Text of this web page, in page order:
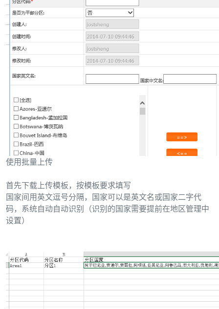
使用批量上传
首先下载上传模板，按模板要求填写
国家间用英文逗号分隔，国家可以是英文名或国家二字代
码，系统自动自动识别（识别的国家需要提前在地区管理中
设置）